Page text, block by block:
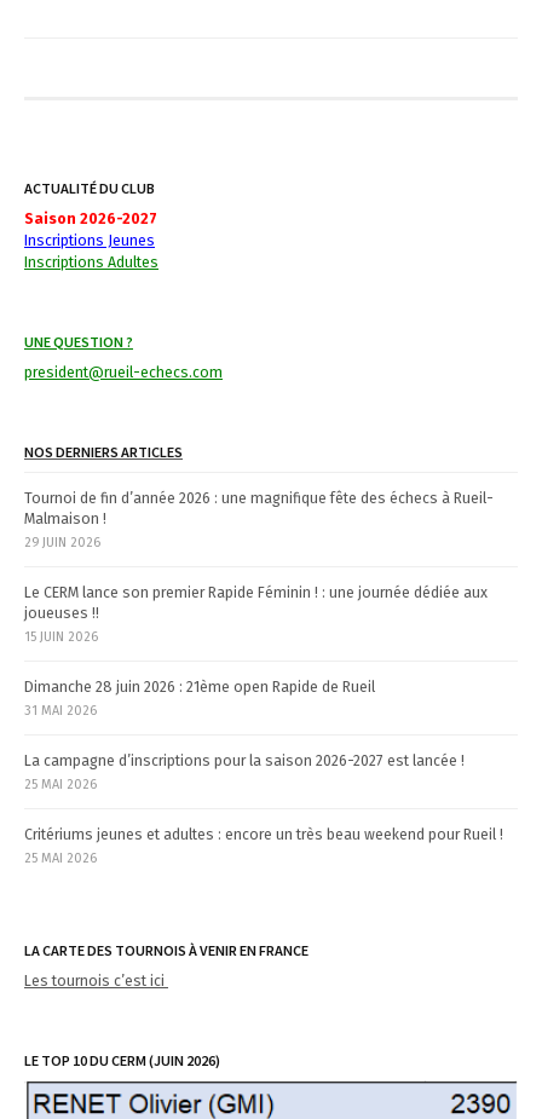
ACTUALITÉ DU CLUB
Saison 2026-2027
Inscriptions Jeunes
Inscriptions Adultes
UNE QUESTION ?
president@rueil-echecs.com
NOS DERNIERS ARTICLES
Tournoi de fin d’année 2026 : une magnifique fête des échecs à Rueil-
Malmaison !
29 JUIN 2026
Le CERM lance son premier Rapide Féminin ! : une journée dédiée aux
joueuses !!
15 JUIN 2026
Dimanche 28 juin 2026 : 21ème open Rapide de Rueil
31 MAI 2026
La campagne d’inscriptions pour la saison 2026-2027 est lancée !
25 MAI 2026
Critériums jeunes et adultes : encore un très beau weekend pour Rueil !
25 MAI 2026
LA CARTE DES TOURNOIS À VENIR EN FRANCE
Les tournois c’est ici
LE TOP 10 DU CERM (JUIN 2026)